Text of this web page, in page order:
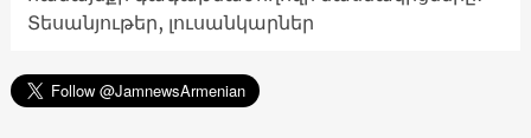
Տեսանյութեր, լուսանկարներ